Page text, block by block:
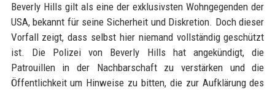
Beverly Hills gilt als eine der exklusivsten Wohngegenden der
USA, bekannt für seine Sicherheit und Diskretion. Doch dieser
Vorfall zeigt, dass selbst hier niemand vollständig geschützt
ist. Die Polizei von Beverly Hills hat angekündigt, die
Patrouillen in der Nachbarschaft zu verstärken und die
Öffentlichkeit um Hinweise zu bitten, die zur Aufklärung des